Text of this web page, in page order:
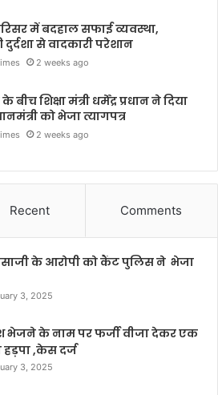
में बदहाल सफाई व्यवस्था,
से वादकारी परेशान
2 weeks ago
बीच शिक्षा मंत्री धर्मेंद्र प्रधान ने दिया
को भेजा त्यागपत्र
2 weeks ago
Recent Comments
के आरोपी को कैंट पुलिस ने भेजा
3, 2025
भेजने के नाम पर फर्जी वीजा देकर एक
,केस दर्ज
3, 2025